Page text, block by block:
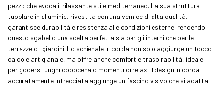
pezzo che evoca il rilassante stile mediterraneo. La sua struttura
tubolare in alluminio, rivestita con una vernice di alta qualità,
garantisce durabilità e resistenza alle condizioni esterne, rendendo
questo sgabello una scelta perfetta sia per gli interni che per le
terrazze o i giardini. Lo schienale in corda non solo aggiunge un tocco
caldo e artigianale, ma offre anche comfort e traspirabilità, ideale
per godersi lunghi dopocena o momenti di relax. Il design in corda
accuratamente intrecciata aggiunge un fascino visivo che si adatta